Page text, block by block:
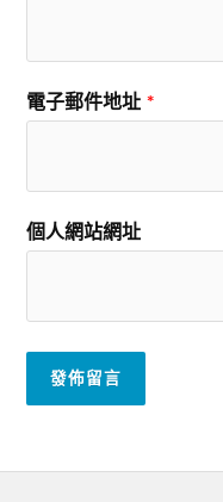
電子郵件地址 *
個人網站網址